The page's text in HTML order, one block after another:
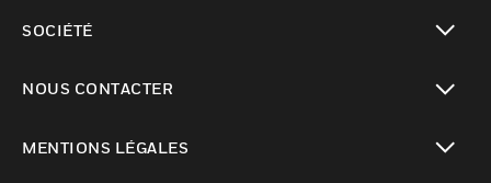
SOCIÉTÉ
NOUS CONTACTER
MENTIONS LÉGALES